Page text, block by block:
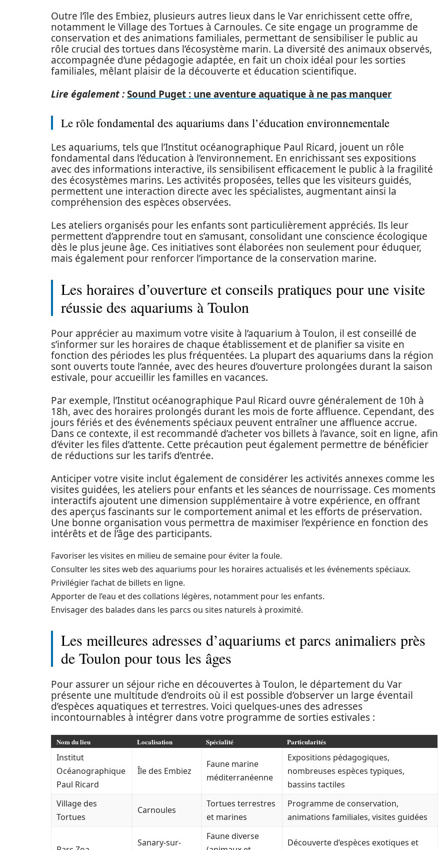
Outre l’île des Embiez, plusieurs autres lieux dans le Var enrichissent cette offre,
notamment le Village des Tortues à Carnoules. Ce site engage un programme de
conservation et des animations familiales, permettant de sensibiliser le public au
rôle crucial des tortues dans l’écosystème marin. La diversité des animaux observés,
accompagnée d’une pédagogie adaptée, en fait un choix idéal pour les sorties
familiales, mêlant plaisir de la découverte et éducation scientifique.
Lire également :Sound Puget : une aventure aquatique à ne pas manquer
Le rôle fondamental des aquariums dans l’éducation environnementale
Les aquariums, tels que l’Institut océanographique Paul Ricard, jouent un rôle
fondamental dans l’éducation à l’environnement. En enrichissant ses expositions
avec des informations interactive, ils sensibilisent efficacement le public à la fragilité
des écosystèmes marins. Les activités proposées, telles que les visiteurs guidés,
permettent une interaction directe avec les spécialistes, augmentant ainsi la
compréhension des espèces observées.
Les ateliers organisés pour les enfants sont particulièrement appréciés. Ils leur
permettent d’apprendre tout en s’amusant, consolidant une conscience écologique
dès le plus jeune âge. Ces initiatives sont élaborées non seulement pour éduquer,
mais également pour renforcer l’importance de la conservation marine.
Les horaires d’ouverture et conseils pratiques pour une visite
réussie des aquariums à Toulon
Pour apprécier au maximum votre visite à l’aquarium à Toulon, il est conseillé de
s’informer sur les horaires de chaque établissement et de planifier sa visite en
fonction des périodes les plus fréquentées. La plupart des aquariums dans la région
sont ouverts toute l’année, avec des heures d’ouverture prolongées durant la saison
estivale, pour accueillir les familles en vacances.
Par exemple, l’Institut océanographique Paul Ricard ouvre généralement de 10h à
18h, avec des horaires prolongés durant les mois de forte affluence. Cependant, des
jours fériés et des événements spéciaux peuvent entraîner une affluence accrue.
Dans ce contexte, il est recommandé d’acheter vos billets à l’avance, soit en ligne, afin
d’éviter les files d’attente. Cette précaution peut également permettre de bénéficier
de réductions sur les tarifs d’entrée.
Anticiper votre visite inclut également de considérer les activités annexes comme les
visites guidées, les ateliers pour enfants et les séances de nourrissage. Ces moments
interactifs ajoutent une dimension supplémentaire à votre expérience, en offrant
des aperçus fascinants sur le comportement animal et les efforts de préservation.
Une bonne organisation vous permettra de maximiser l’expérience en fonction des
intérêts et de l’âge des participants.
Favoriser les visites en milieu de semaine pour éviter la foule.
Consulter les sites web des aquariums pour les horaires actualisés et les événements spéciaux.
Privilégier l’achat de billets en ligne.
Apporter de l’eau et des collations légères, notamment pour les enfants.
Envisager des balades dans les parcs ou sites naturels à proximité.
Les meilleures adresses d’aquariums et parcs animaliers près
de Toulon pour tous les âges
Pour assurer un séjour riche en découvertes à Toulon, le département du Var
présente une multitude d’endroits où il est possible d’observer un large éventail
d’espèces aquatiques et terrestres. Voici quelques-unes des adresses
incontournables à intégrer dans votre programme de sorties estivales :
Nom du lieu Localisation Spécialité Particularités
Institut
Océanographique
Paul Ricard
Île des Embiez
Faune marine
méditerranéenne
Expositions pédagogiques,
nombreuses espèces typiques,
bassins tactiles
Village des
Tortues
Carnoules
Tortues terrestres
et marines
Programme de conservation,
animations familiales, visites guidées
Sanary-sur-
Faune diverse
Découverte d’espèces exotiques et